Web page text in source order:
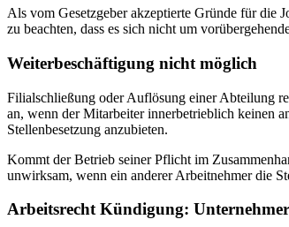
Als vom Gesetzgeber akzeptierte Gründe für die
zu beachten, dass es sich nicht um
Weiterbeschäftigung nicht möglich
Filialschließung oder Auflösung einer Abteilung
an, wenn der Mitarbeiter innerbetrieblich keinen
Stellenbesetzung anzubieten.
Kommt der Betrieb seiner Pflicht im
unwirksam, wenn ein anderer Arbeitnehmer die
Arbeitsrecht Kündigung: